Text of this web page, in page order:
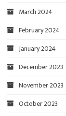
March 2024
February 2024
January 2024
December 2023
November 2023
October 2023